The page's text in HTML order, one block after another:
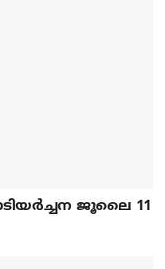
ജൂലൈ 11